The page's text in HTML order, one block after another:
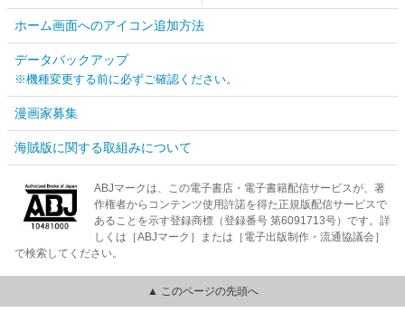
ホーム画面へのアイコン追加方法
データバックアップ
※機種変更する前に必ずご確認ください。
漫画家募集
海賊版に関する取組みについて
ABJマークは、この電子書店・電子書籍配信サービスが、著
作権者からコンテンツ使用許諾を得た正規版配信サービスで
あることを示す登録商標（登録番号 第6091713号）です。詳
しくは［ABJマーク］または［電子出版制作・流通協議会］
で検索してください。
▲ このページの先頭へ